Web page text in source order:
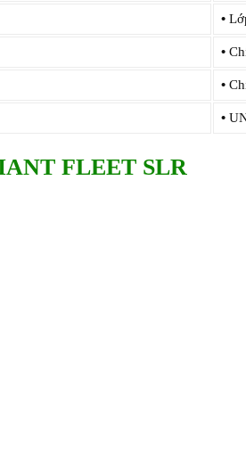
•
•
•
•
FLEET SLR